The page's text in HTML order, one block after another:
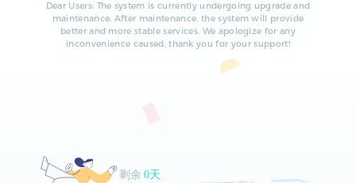
Dear Users: The system is currently undergoing upgrade and
maintenance. After maintenance, the system will provide
better and more stable services. We apologize for any
inconvenience caused, thank you for your support!
剩余 0天